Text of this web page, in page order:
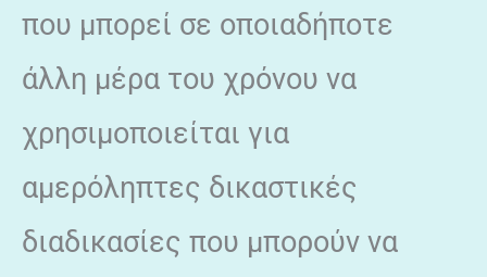
που μπορεί σε οποιαδήποτε
άλλη μέρα του χρόνου να
χρησιμοποιείται για
αμερόληπτες δικαστικές
διαδικασίες που μπορούν να